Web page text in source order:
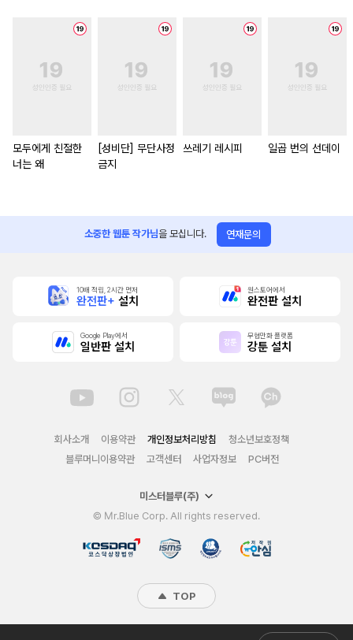
모두에게 친절한
너는 왜
[성비단] 무단사정
금지
쓰레기 레시피 일곱 번의 선데이
소중한 웹툰 작가님을 모십니다. 연재문의
10배 적립, 2시간 먼저
완전판+ 설치
원스토어에서
완전판 설치
Google Play에서
일반판 설치
무협만화 플랫폼
강툰 설치
회사소개 이용약관 개인정보처리방침
청소년보호정책
블루머니이용약관
고객센터 사업자정보 PC버전
미스터블루(주)
© Mr.Blue Corp. All rights reserved.
TOP